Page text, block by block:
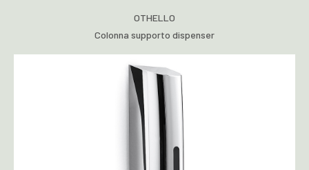
OTHELLO
Colonna supporto dispenser